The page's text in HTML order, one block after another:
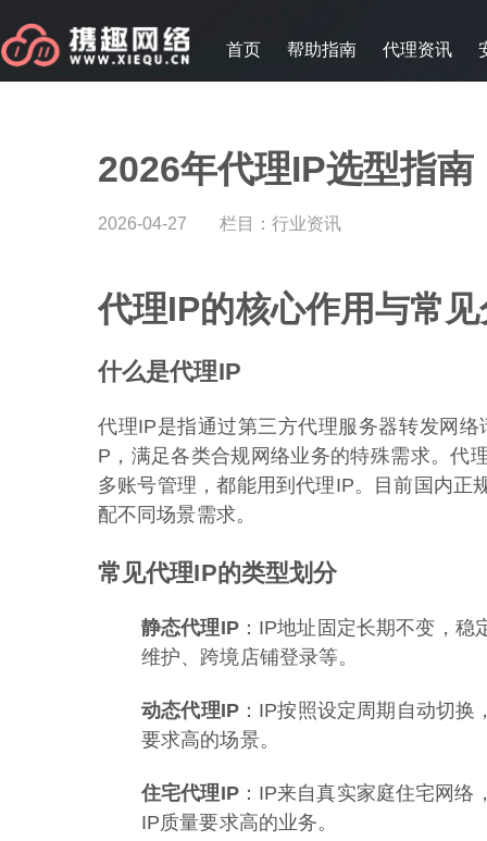
首页 帮助指南 代理资讯
2026年代理IP选型指
2026-04-27 栏目： 行业资讯
代理IP的核心作用与常
什么是代理IP
代理IP是指通过第三方代理服务器转发网
P，满足各类合规网络业务的特殊需求。代
多账号管理，都能用到代理IP。目前国内正
配不同场景需求。
常见代理IP的类型划分
静态代理IP：IP地址固定长期不变，稳
维护、跨境店铺登录等。
动态代理IP：IP按照设定周期自动切换
要求高的场景。
住宅代理IP：IP来自真实家庭住宅网络
IP质量要求高的业务。